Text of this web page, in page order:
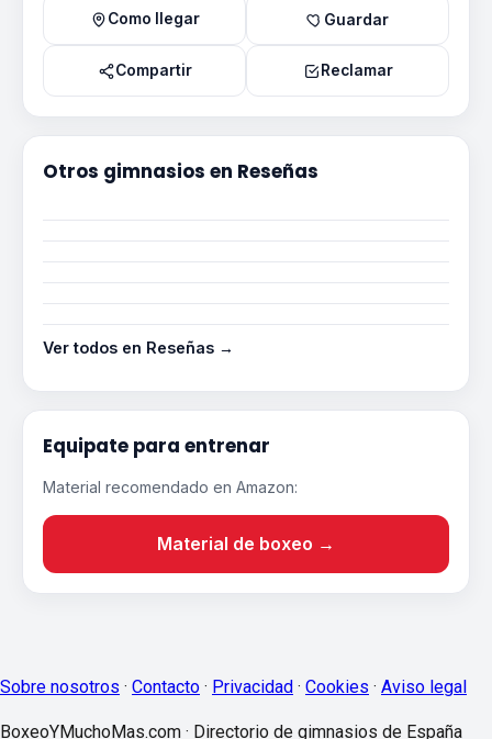
Como llegar Guardar
Compartir Reclamar
Otros gimnasios en Reseñas
Ver todos en Reseñas →
Equipate para entrenar
Material recomendado en Amazon:
Material de boxeo →
Sobre nosotros · Contacto · Privacidad · Cookies · Aviso legal
BoxeoYMuchoMas.com · Directorio de gimnasios de España